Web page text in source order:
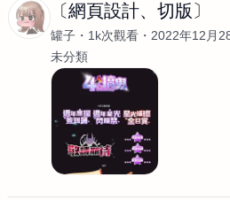
〔網頁設計、切版〕
罐子 1k次觀看
2022年12月
未分類